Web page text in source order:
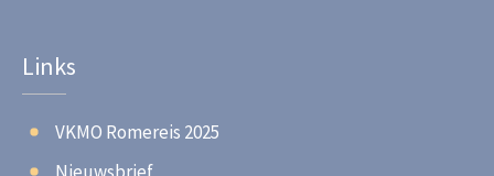
Links
VKMO Romereis 2025